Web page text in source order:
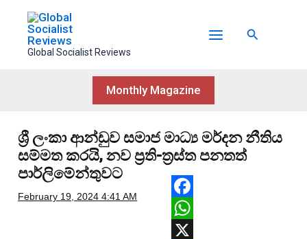
contentGlobal Socialist Reviews
Search
Monthly Magazine
ශ්‍රී ලංකා ආන්ඩුව සමාජ මාධ්‍ය මර්දන නීතිය
සම්මත කරයි, නව ප්‍රති-ත්‍රස්ත පනතත්
පාර්ලිමේන්තුවට
February 19, 2024 4:41 AM
F
a
W